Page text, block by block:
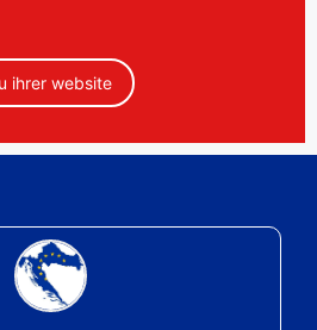
ihrer website